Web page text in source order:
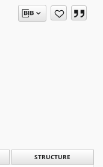
STRUCTURE